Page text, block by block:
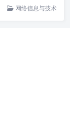
网络信息与技术